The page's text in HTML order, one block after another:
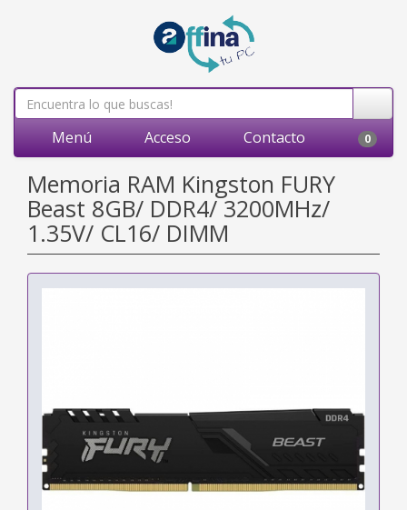
Menú Acceso Contacto 0
Memoria RAM Kingston FURY
Beast 8GB/ DDR4/ 3200MHz/
1.35V/ CL16/ DIMM